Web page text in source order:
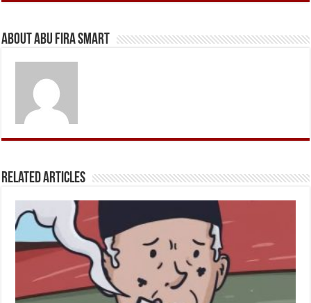
About Abu Fira Smart
Related Articles